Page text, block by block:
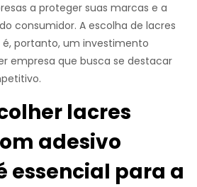
a proteger suas marcas e a
consumidor. A escolha de lacres
é, portanto, um investimento
empresa que busca se destacar
lacres
adesivo
essencial para a